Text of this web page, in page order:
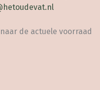
de actuele voorraad